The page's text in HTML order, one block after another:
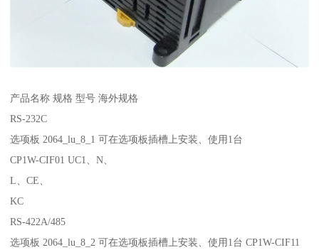
产品名称 规格 型号 海外规格
RS-232C
选项板 2064_lu_8_1 可在选项板插槽上安装、使用1台
CP1W-CIF01 UC1、N、
L、CE、
KC
RS-422A/485
选项板 2064_lu_8_2 可在选项板插槽上安装、使用1台 CP1W-CIF11